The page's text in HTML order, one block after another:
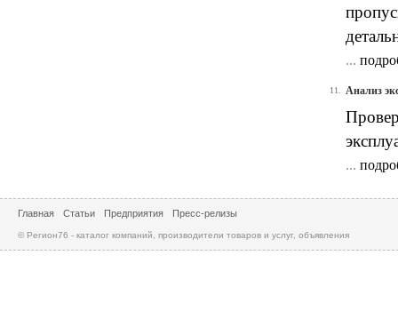
...
11. Анализ
...
Главная Статьи Предприятия Пресс-релизы
© Регион76 - каталог компаний, производители товаров и услуг, объявления